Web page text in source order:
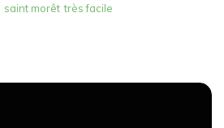
saint morêt très facile